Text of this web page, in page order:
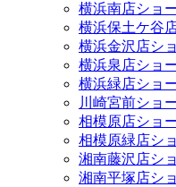
横浜南店ショ
横浜保土ケ谷
横浜金沢店シ
横浜泉店ショ
横浜緑店ショ
川崎宮前ショ
相模原店ショ
相模原緑店シ
湘南藤沢店シ
湘南平塚店シ